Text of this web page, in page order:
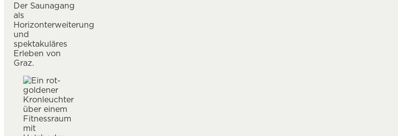
Der Saunagang
als
Horizonterweiterung
und
spektakuläres
Erleben von
Graz.